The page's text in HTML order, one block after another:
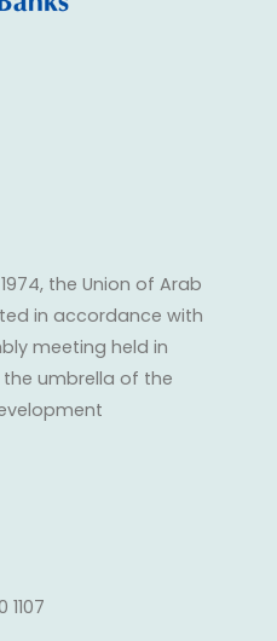
the Union of Arab
in accordance with
meeting held in
the umbrella of the
1107